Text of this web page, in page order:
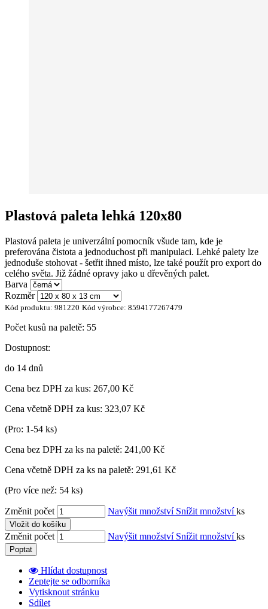
Plastová paleta lehká 120x80
Plastová paleta je univerzální pomocník všude tam, kde je
preferována čistota a jednoduchost při manipulaci. Lehké palety lze
jednoduše stohovat - šetřit ihned místo, lze také použít pro export do
celého světa. Již žádné opravy jako u dřevěných palet.
Barva
Rozměr
Kód produktu: 981220 Kód výrobce: 8594177267479
Počet kusů na paletě: 55
Dostupnost:
do 14 dnů
Cena bez DPH za kus: 267,00 Kč
Cena včetně DPH za kus: 323,07 Kč
(Pro: 1-54 ks)
Cena bez DPH za ks na paletě: 241,00 Kč
Cena včetně DPH za ks na paletě: 291,61 Kč
(Pro více než: 54 ks)
Změnit počet Navýšit množství Snížit množstvíks
Vložit do košíku
Změnit počet Navýšit množství Snížit množstvíks
Poptat
Hlídat dostupnost
Zeptejte se odborníka
Vytisknout stránku
Sdílet